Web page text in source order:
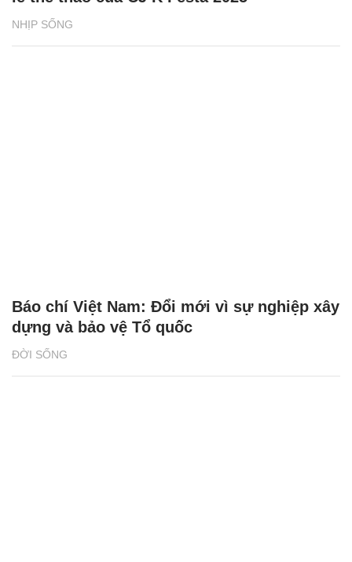
NHỊP SỐNG
ĐỜI SỐNG
Báo chí Việt Nam: Đổi mới vì sự nghiệp xây
dựng và bảo vệ Tổ quốc